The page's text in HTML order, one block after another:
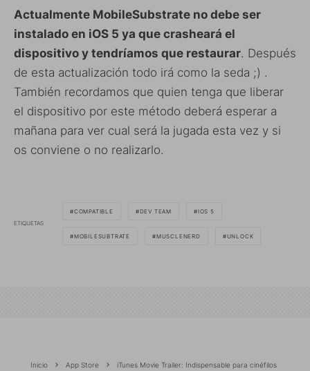
Actualmente MobileSubstrate no debe ser
instalado en iOS 5 ya que crasheará el
dispositivo y tendríamos que restaurar. Después
de esta actualización todo irá como la seda ;) .
También recordamos que quien tenga que liberar
el dispositivo por este método deberá esperar a
mañana para ver cual será la jugada esta vez y si
os conviene o no realizarlo.
ETIQUETAS
COMPATIBLE DEV TEAM IOS 5
MOBILESUBTRATE MUSCLENERD UNLOCK
Inicio App Store iTunes Movie Trailer: Indispensable para cinéfilos